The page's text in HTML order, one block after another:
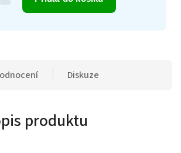
Diskuze
produktu